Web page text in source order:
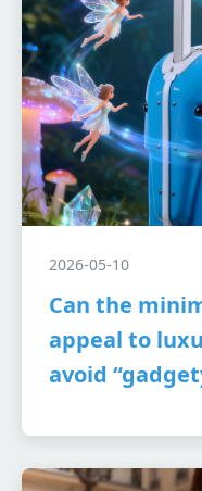
2026-05-10
Can the
appeal to
avoid